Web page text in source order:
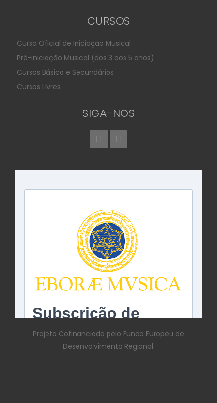
CURSOS
Curso Oficial de Iniciação Musical
Pré-iniciação Musical (dos 3 aos 5 anos)
Cursos Básico e Secundários
Cursos Livres
SIGA-NOS
Projeto Cofinanciado pelo Fundo Europeu de
Desenvolvimento Regional.